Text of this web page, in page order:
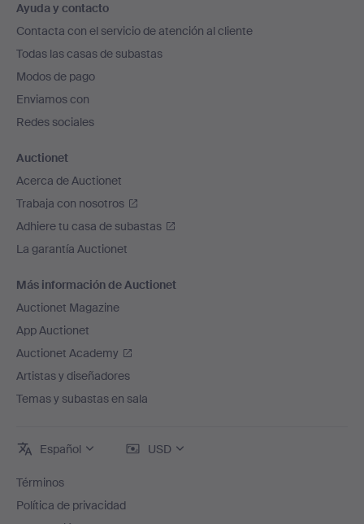
en
el
pie
de
página
Ayuda y contacto
Contacta con el servicio de atención al cliente
Todas las casas de subastas
Modos de pago
Enviamos con
Redes sociales
Auctionet
Acerca de Auctionet
Trabaja con nosotros
Adhiere tu casa de subastas
La garantía Auctionet
Más información de Auctionet
Auctionet Magazine
App Auctionet
Auctionet Academy
Artistas y diseñadores
Temas y subastas en sala
Español USD
Términos
Política de privacidad